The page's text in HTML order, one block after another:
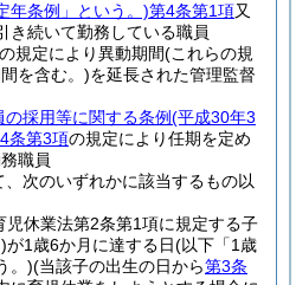
年条例」という。)第4条第1項又
き続いて勤務している職員
の規定により異動期間(これらの規
を含む。)を延長された管理監督
採用等に関する条例(平成30年3
条第3項の規定により任期を定め
職員
次のいずれかに該当するもの以
児休業法第2条第1項に規定する子
が1歳6か月に達する日(以下「1歳
。)(当該子の出生の日から第3条